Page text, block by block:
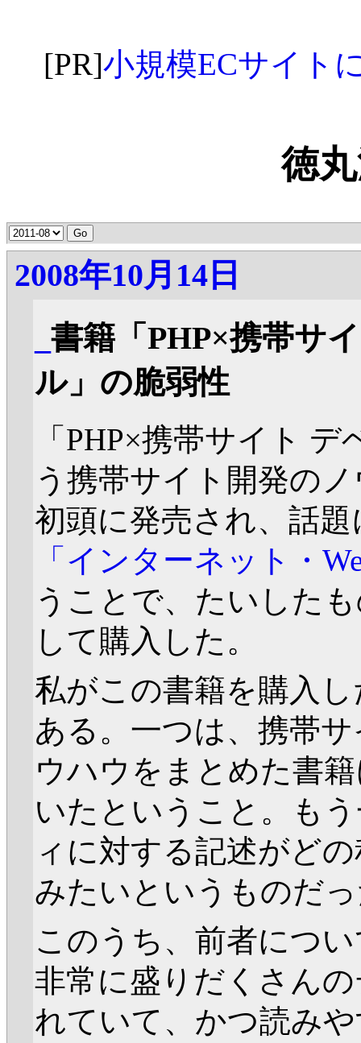
[PR]小規模ECサイト
徳
2008年10月14日
書籍「PHP×携帯サ
ル」の脆弱性
「PHP×携帯サイト
う携帯サイト開発の
初頭に発売され、話
「インターネット・
うことで、たいした
して購入した。
私がこの書籍を購入
ある。一つは、携帯
ウハウをまとめた書
いたということ。も
ィに対する記述がど
みたいというものだ
このうち、前者につ
非常に盛りだくさん
れていて、かつ読み